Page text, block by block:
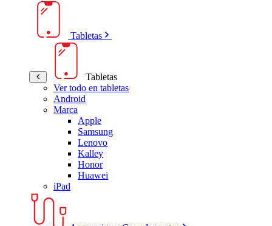
Tabletas
Tabletas
Ver todo en tabletas
Android
Marca
Apple
Samsung
Lenovo
Kalley
Honor
Huawei
iPad